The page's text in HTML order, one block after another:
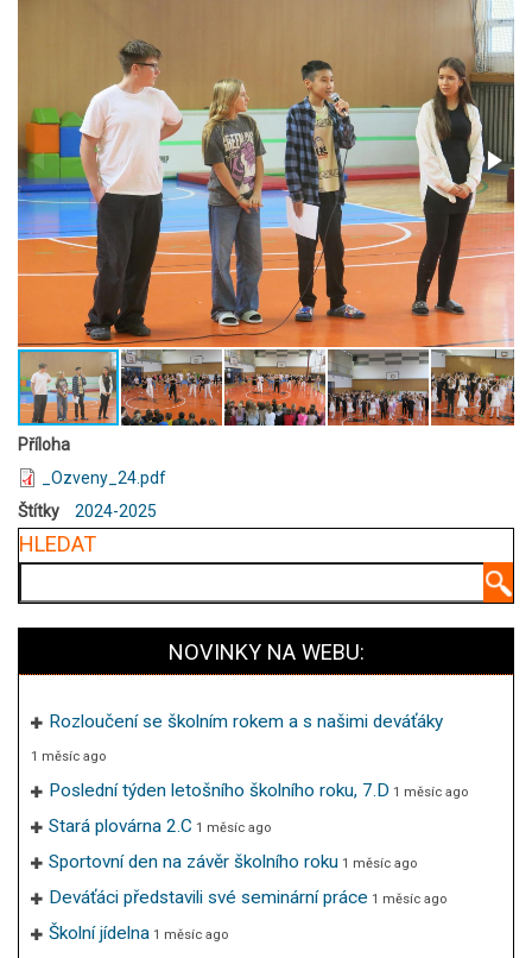
Příloha
_Ozveny_24.pdf
Štítky
2024-2025
HLEDAT
NOVINKY NA WEBU:
Rozloučení se školním rokem a s našimi deváťáky
1 měsíc ago
Poslední týden letošního školního roku, 7.D 1 měsíc ago
Stará plovárna 2.C 1 měsíc ago
Sportovní den na závěr školního roku 1 měsíc ago
Deváťáci představili své seminární práce 1 měsíc ago
Školní jídelna 1 měsíc ago